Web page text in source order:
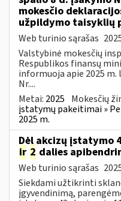
mokesčio
užpildymo taisyklių
Web turinio sąrašas
Valstybinė mokesčių
Respublikos finansų
informuoja apie 2025
Nr....
Metai: 2025 Mokesčių
įstatymų pakeitimai »
2025 m.
Dėl akcizų įstatymo
ir 2 dalies
Web turinio sąrašas
Siekdami užtikrinti
įgyvendinimą,